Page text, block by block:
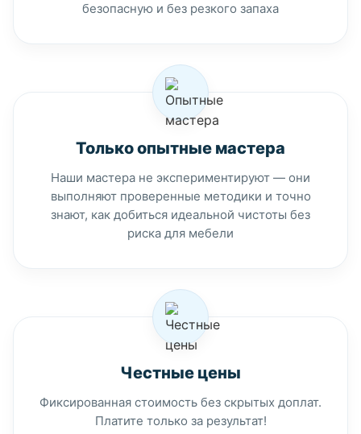
безопасную и без резкого запаха
Только опытные мастера
Наши мастера не экспериментируют — они
выполняют проверенные методики и точно
знают, как добиться идеальной чистоты без
риска для мебели
Честные цены
Фиксированная стоимость без скрытых доплат.
Платите только за результат!